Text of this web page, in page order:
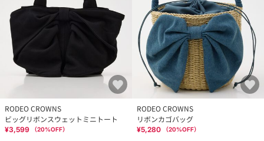
RODEO CROWNS
ビッグリボンスウェットミニトート
¥3,599 （20%OFF）
RODEO CROWNS
リボンカゴバッグ
¥5,280 （20%OFF）